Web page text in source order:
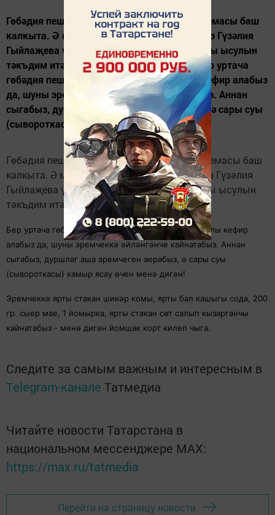
Гөбәдия пешерәсе булса, яхшы КОРТ проблемасы баш
калкыта. Ә менә ВКОНТАКТЕдагы дустыбыз Гүзәлия
Гыйлаҗева үзең КОРТ пешерүнең бик уңайлы ысулын
тәкъдим итә. Ясап карагыз, үкенмәссез. Бер уртача
гөбәдия пешерер өчен 2пачка 0.5 литрлы кефир алабыз
да, шуны эремчеккә әйләнгәнче кайнатабыз. Аннан
сыгабыз, дуршлаг аша эремчеген аерабыз, ә сары суы
(сывороткасы)...
Гөбәдия пешерәсе булса, яхшы КОРТ проблемасы баш
калкыта. Ә менә ВКОНТАКТЕдагы дустыбыз Гүзәлия
Гыйлаҗева үзең КОРТ пешерүнең бик уңайлы ысулын
тәкъдим итә. Ясап карагыз, үкенмәссез.
Бер уртача гөбәдия пешерер өчен 2пачка 0.5 литрлы кефир
алабыз да, шуны эремчеккә әйләнгәнче кайнатабыз. Аннан
сыгабыз, дуршлаг аша эремчеген аерабыз, ә сары суы
(сывороткасы) камыр ясау өчен менә дигән!
Эремчеккә ярты стакан шикәр комы, ярты бал кашыгы сода, 200
гр. сыер мае, 1 йомырка, ярты стакан сөт салып кызарганчы
кайнатабыз - менә дигән йомшак корт килеп чыга.
Следите за самым важным и интересным в
Telegram-канале Татмедиа
Читайте новости Татарстана в
национальном мессенджере MАХ:
https://max.ru/tatmedia
Перейти на страницу новости